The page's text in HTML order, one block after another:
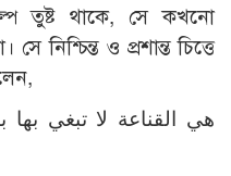
নিশ্চিন্ত ও প্রশান্ত চিত্তে
هي القناعة لا تبغي بها